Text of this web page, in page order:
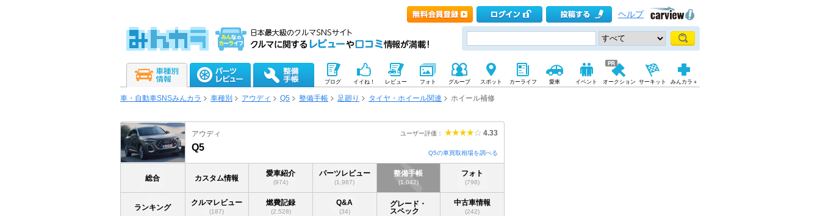
ヘルプ
ブログ イイね！ レビュー フォト グループ スポット カーライフ 愛車 イベント オークション サーキット みんカラ＋
車・自動車SNSみんカラ 車種別 アウディ Q5 整備手帳 足廻り タイヤ・ホイール関連 ホイール補修
ユーザー評価： 4.33
アウディ
Q5
Q5の車買取相場を調べる
総合 カスタム情報
愛車紹介
(974)
パーツレビュー
(1,987)
整備手帳
(1,042)
フォト
(798)
ランキング
クルマレビュー
(187)
燃費記録
(2,528)
Q&A
(34)
グレード・
スペック
中古車情報
(242)